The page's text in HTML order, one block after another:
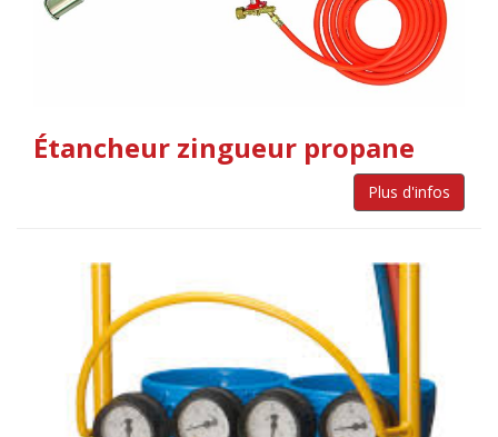
Étancheur zingueur propane
Plus d'infos